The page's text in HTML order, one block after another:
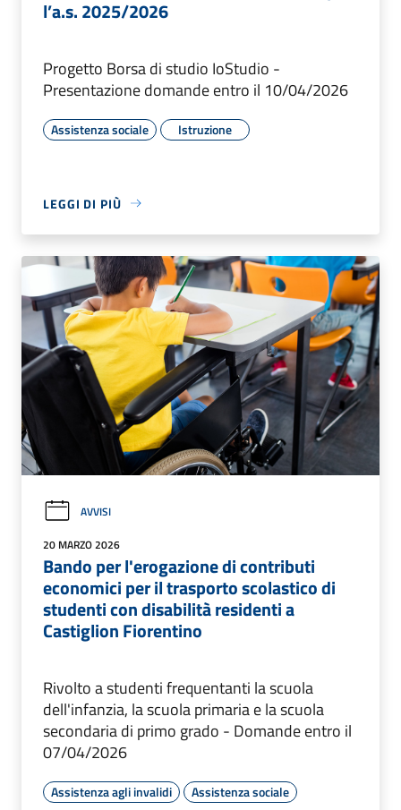
l’a.s. 2025/2026
Progetto Borsa di studio IoStudio -
Presentazione domande entro il 10/04/2026
Assistenza sociale Istruzione
LEGGI DI PIÙ
AVVISI
20 MARZO 2026
Bando per l'erogazione di contributi
economici per il trasporto scolastico di
studenti con disabilità residenti a
Castiglion Fiorentino
Rivolto a studenti frequentanti la scuola
dell'infanzia, la scuola primaria e la scuola
secondaria di primo grado - Domande entro il
07/04/2026
Assistenza agli invalidi
Assistenza sociale